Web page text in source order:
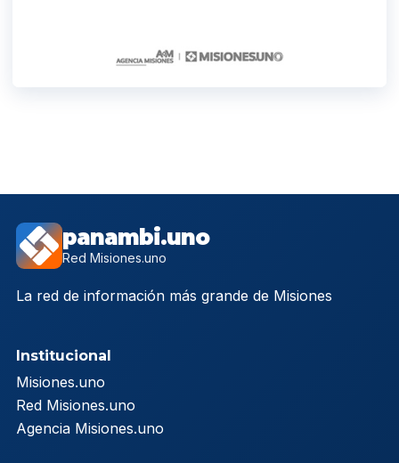
panambi.uno
Red Misiones.uno
La red de información más grande de Misiones
Institucional
Misiones.uno
Red Misiones.uno
Agencia Misiones.uno